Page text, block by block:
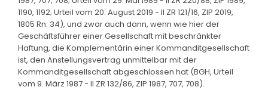
1190, 1192; Urteil vom 20. August 2019 - II ZR 121/16, ZIP 2019,
1805 Rn. 34), und zwar auch dann, wenn wie hier der
Geschäftsführer einer Gesellschaft mit beschränkter
Haftung, die Komplementärin einer Kommanditgesellschaft
ist, den Anstellungsvertrag unmittelbar mit der
Kommanditgesellschaft abgeschlossen hat (BGH, Urteil
vom 9. März 1987 - II ZR 132/86, ZIP 1987, 707, 708).